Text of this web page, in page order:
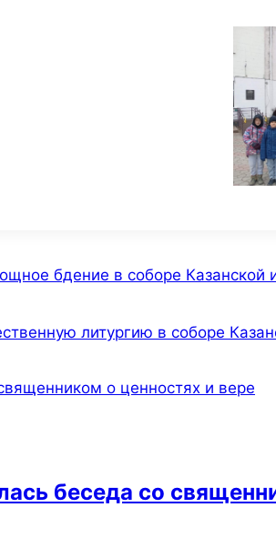
бдение в соборе
литургию в соборе
беседа со